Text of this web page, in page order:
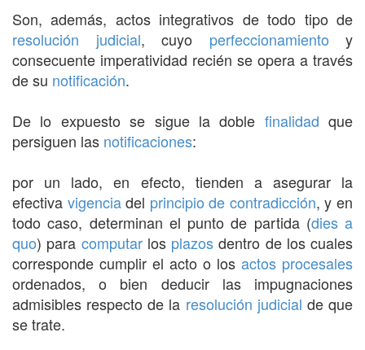
Son, además, actos integrativos de todo tipo de
resolución judicial, cuyo perfeccionamiento y
consecuente imperatividad recién se opera a través
de su notificación.
De lo expuesto se sigue la doble finalidad que
persiguen las notificaciones:
por un lado, en efecto, tienden a asegurar la
efectiva vigenciadel principio de contradicción, y en
todo caso, determinan el punto de partida (dies a
quo) para computarlos plazos dentro de los cuales
corresponde cumplir el acto o los actos procesales
ordenados, o bien deducir las impugnaciones
admisibles respecto de la resolución judicial de que
se trate.